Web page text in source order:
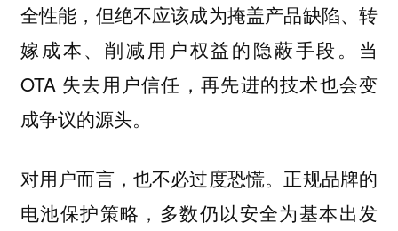
全性能，但绝不应该成为掩盖产品缺陷、转
嫁成本、削减用户权益的隐蔽手段。当
OTA 失去用户信任，再先进的技术也会变
成争议的源头。
对用户而言，也不必过度恐慌。正规品牌的
电池保护策略，多数仍以安全为基本出发